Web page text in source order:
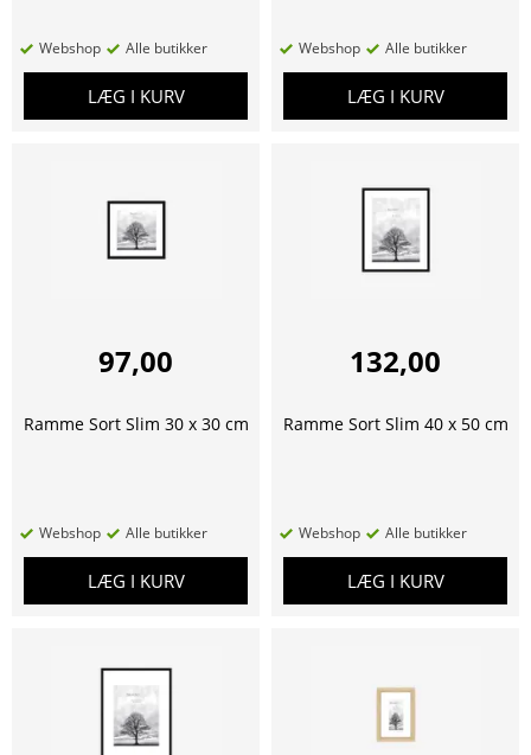
Webshop Alle butikker
LÆG I KURV
Webshop Alle butikker
LÆG I KURV
97,00
Ramme Sort Slim 30 x 30 cm
Webshop Alle butikker
LÆG I KURV
132,00
Ramme Sort Slim 40 x 50 cm
Webshop Alle butikker
LÆG I KURV